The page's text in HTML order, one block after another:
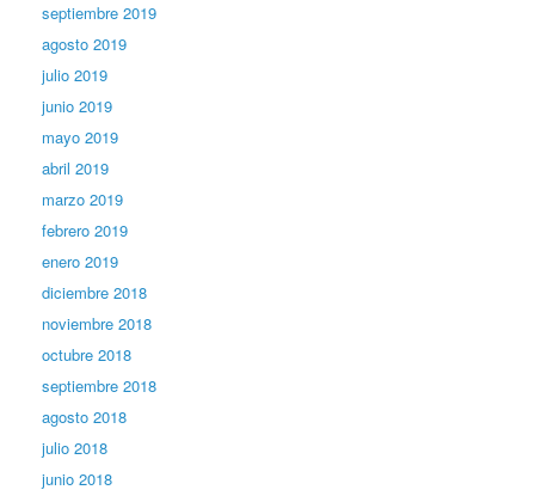
septiembre 2019
agosto 2019
julio 2019
junio 2019
mayo 2019
abril 2019
marzo 2019
febrero 2019
enero 2019
diciembre 2018
noviembre 2018
octubre 2018
septiembre 2018
agosto 2018
julio 2018
junio 2018